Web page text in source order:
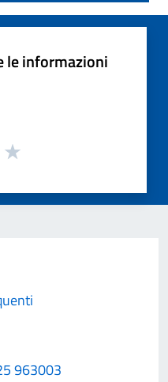
le informazioni
963003